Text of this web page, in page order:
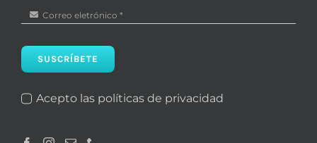
SUSCRÍBETE
Acepto las políticas de privacidad